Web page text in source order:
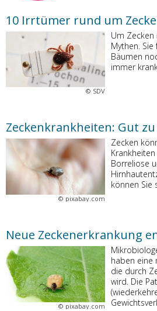
10 Irrtümer rund um
© SDV
Um Zecken
Mythen.
Bäumen
immer
Zeckenkrankheiten: Gut
© pixabay.com
Zecken
Borreliose
können Sie
Neue Zeckenerkrankung
© pixabay.com
haben eine
die durch
wird. Die